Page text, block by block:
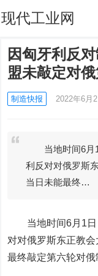
现代工业网
因匈牙利反
盟未敲定对
制造快报 2022年6月
当地时间6月1
利反对对俄罗斯
当日未能最终…
当地时间6月1日
对对俄罗斯东正教
最终敲定第六轮对俄